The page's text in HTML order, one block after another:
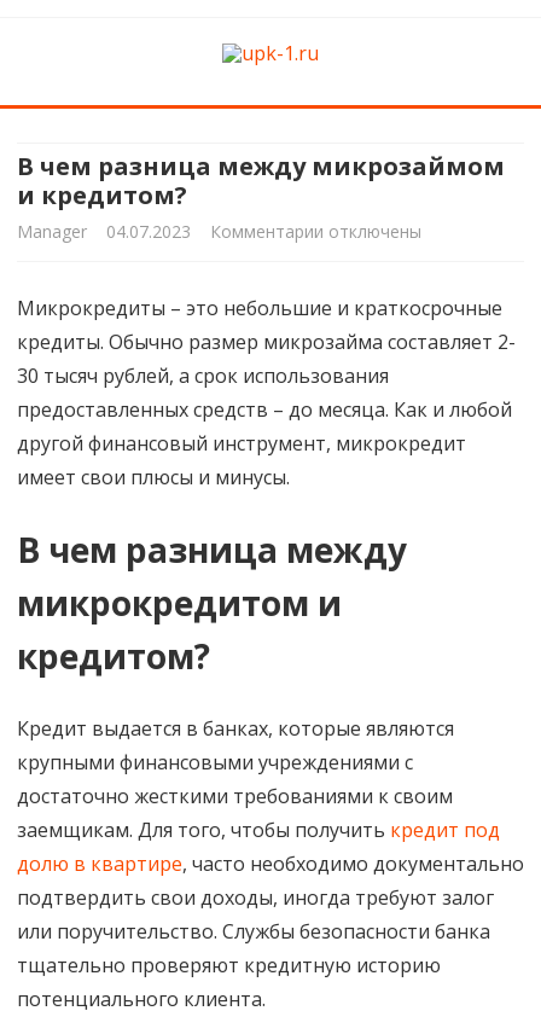
Skip
В чем разница между микрозаймом
и кредитом?
Manager 04.07.2023 Комментарии к
В
чем
между
кредитом?
отключены
Микрокредиты – это небольшие и краткосрочные
кредиты. Обычно размер микрозайма составляет 2-
30 тысяч рублей, а срок использования
предоставленных средств – до месяца. Как и любой
другой финансовый инструмент, микрокредит
имеет свои плюсы и минусы.
В чем разница между
микрокредитом и
кредитом?
Кредит выдается в банках, которые являются
крупными финансовыми учреждениями с
достаточно жесткими требованиями к своим
заемщикам. Для того, чтобы получить кредит под
долю в квартире, часто необходимо документально
подтвердить свои доходы, иногда требуют залог
или поручительство. Службы безопасности банка
тщательно проверяют кредитную историю
потенциального клиента.